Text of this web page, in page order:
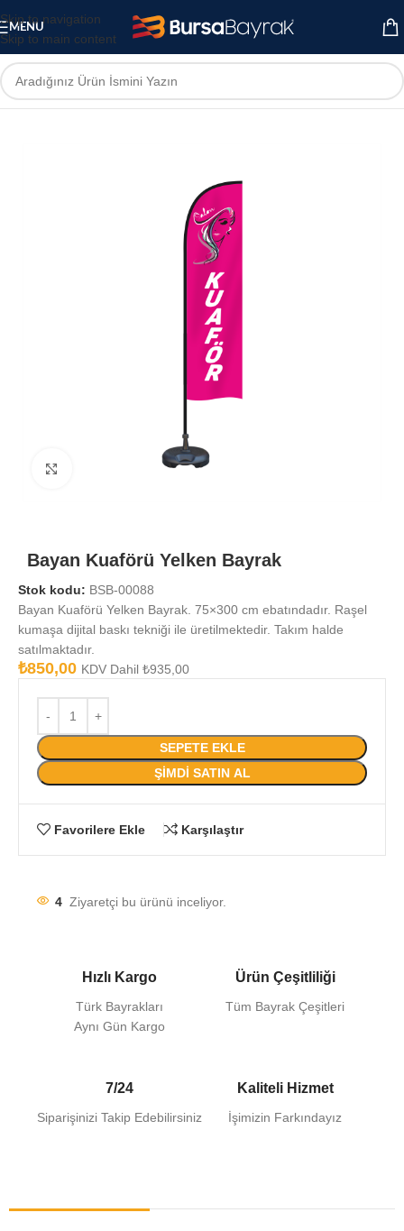
Skip to navigation
Skip to main content
MENU
Ana Sayfa Yelken Bayrak
Büyütmek için tıklayın
Bayan Kuaförü Yelken Bayrak
Stok kodu: BSB-00088
Bayan Kuaförü Yelken Bayrak. 75×300 cm ebatındadır. Raşel
kumaşa dijital baskı tekniği ile üretilmektedir. Takım halde
satılmaktadır.
₺850,00 KDV Dahil ₺935,00
SEPETE EKLE
ŞIMDI SATIN AL
Favorilere Ekle Karşılaştır
4 Ziyaretçi bu ürünü inceliyor.
Hızlı Kargo
Türk Bayrakları
Aynı Gün Kargo
Ürün Çeşitliliği
Tüm Bayrak Çeşitleri
7/24
Siparişinizi Takip Edebilirsiniz
Kaliteli Hizmet
İşimizin Farkındayız